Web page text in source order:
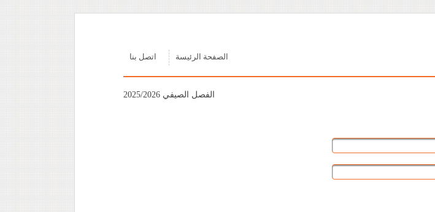
اتصل بنا الصفحة الرئيسة
الفصل الصيفي 2025/2026